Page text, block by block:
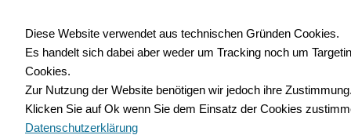
für Handwerk,
Diese Website verwendet aus technischen Gründen Cookies.
Es handelt sich dabei aber weder um Tracking noch um
Cookies.
Zur Nutzung der Website benötigen wir jedoch ihre
Klicken Sie auf Ok wenn Sie dem Einsatz der Cookies
Datenschutzerklärung